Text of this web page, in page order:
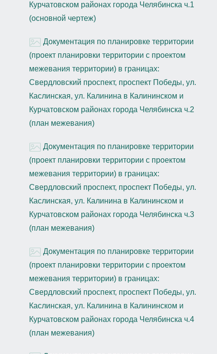
Курчатовском районах города Челябинска ч.1
(основной чертеж)
Документация по планировке территории
(проект планировки территории с проектом
межевания территории) в границах:
Свердловский проспект, проспект Победы, ул.
Каслинская, ул. Калинина в Калининском и
Курчатовском районах города Челябинска ч.2
(план межевания)
Документация по планировке территории
(проект планировки территории с проектом
межевания территории) в границах:
Свердловский проспект, проспект Победы, ул.
Каслинская, ул. Калинина в Калининском и
Курчатовском районах города Челябинска ч.3
(план межевания)
Документация по планировке территории
(проект планировки территории с проектом
межевания территории) в границах:
Свердловский проспект, проспект Победы, ул.
Каслинская, ул. Калинина в Калининском и
Курчатовском районах города Челябинска ч.4
(план межевания)